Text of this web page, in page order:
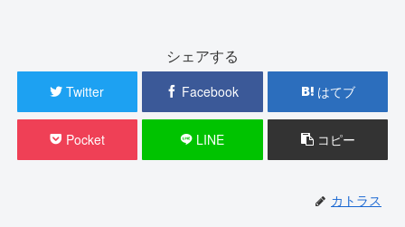
シェアする
Twitter Facebook はてブ
Pocket LINE コピー
カトラス